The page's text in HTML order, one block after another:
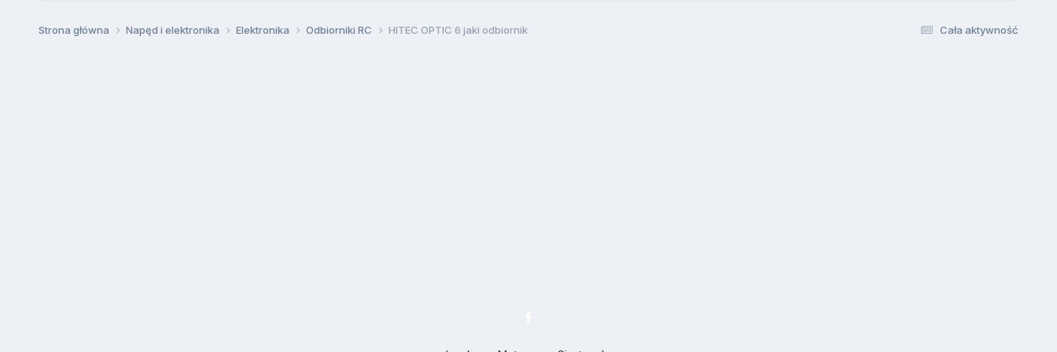
Cała aktywność
Strona główna Napęd i elektronika Elektronika Odbiorniki RC HITEC OPTIC 6 jaki odbiornik